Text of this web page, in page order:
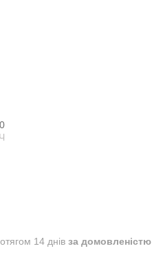
14 днів за домовленістю